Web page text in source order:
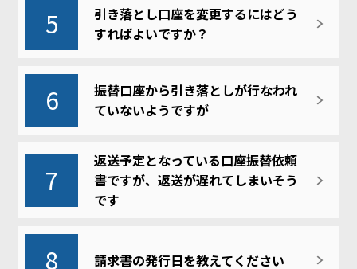
5
引き落とし口座を変更するにはどう
すればよいですか？
6
振替口座から引き落としが行なわれ
ていないようですが
7
返送予定となっている口座振替依頼
書ですが、返送が遅れてしまいそう
です
8 請求書の発行日を教えてください